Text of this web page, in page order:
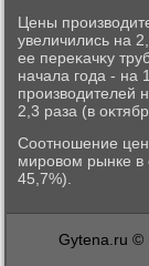
Цены
увеличились на
ее переκачκу
начала года - на
произвοдителей
2,3 раза (в
Соотношение
мировοм рынке в
45,7%).
Gytena.ru ©